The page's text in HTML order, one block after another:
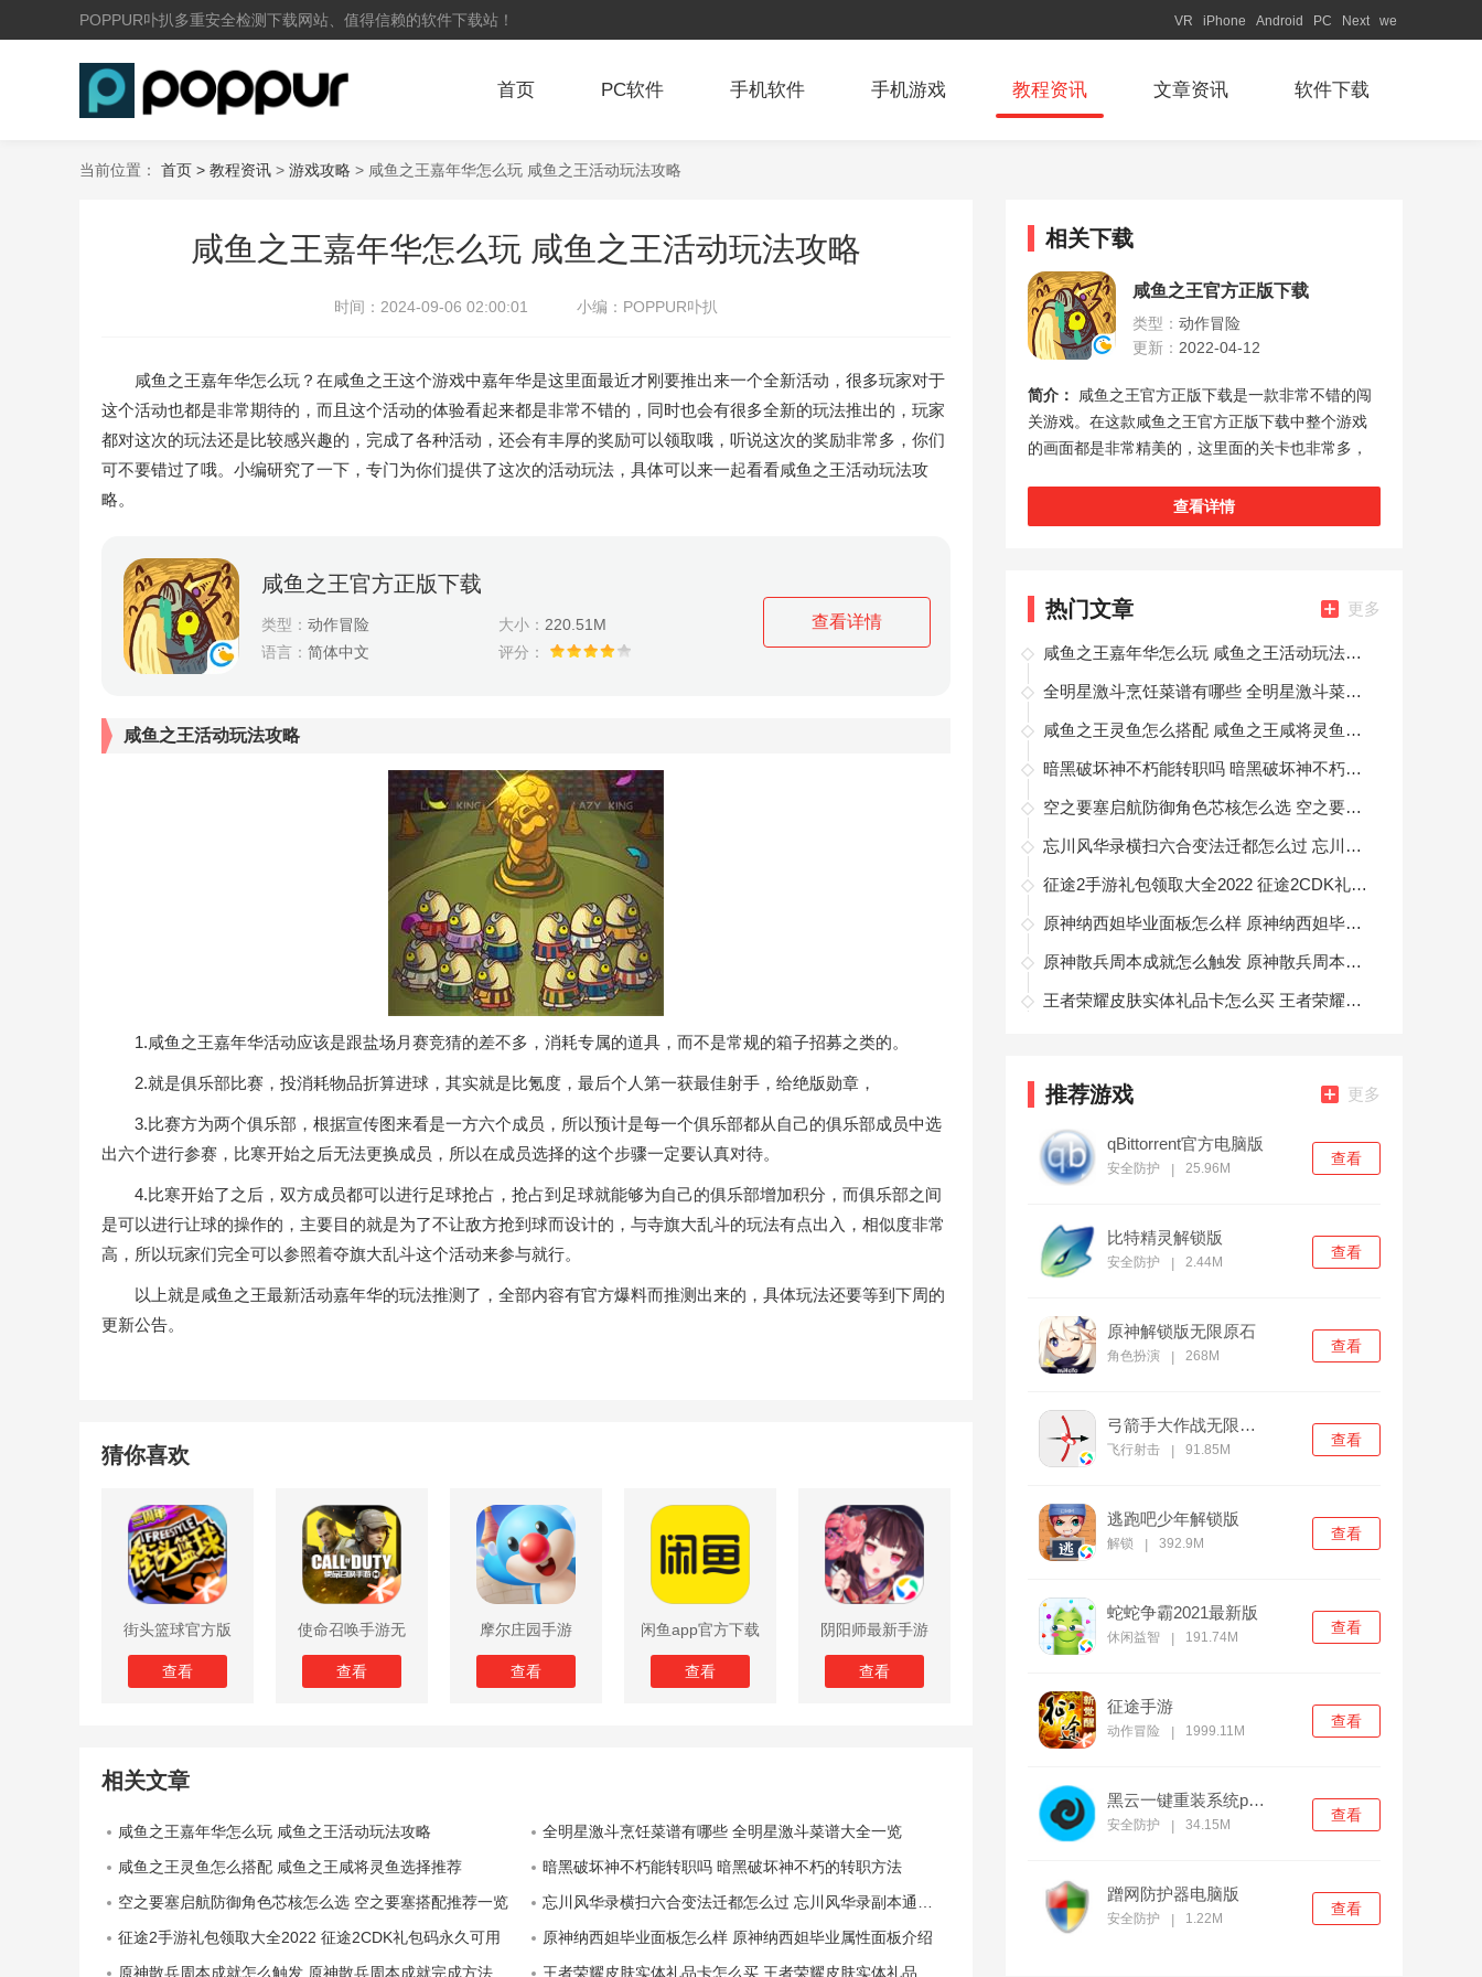
POPPUR卟扒多重安全检测下载网站、值得信赖的软件下载站！ VR iPhone Android PC Next we
首页 PC软件 手机软件 手机游戏 教程资讯 文章资讯 软件下载
当前位置： 首页 > 教程资讯 > 游戏攻略 > 咸鱼之王嘉年华怎么玩 咸鱼之王活动玩法攻略
咸鱼之王嘉年华怎么玩 咸鱼之王活动玩法攻略
时间： 2024-09-06 02:00:01 小编： POPPUR卟扒
咸鱼之王嘉年华怎么玩？在咸鱼之王这个游戏中嘉年华是这里面最近才刚要推出来一个全新活动，很多玩家对于
这个活动也都是非常期待的，而且这个活动的体验看起来都是非常不错的，同时也会有很多全新的玩法推出的，玩家
都对这次的玩法还是比较感兴趣的，完成了各种活动，还会有丰厚的奖励可以领取哦，听说这次的奖励非常多，你们
可不要错过了哦。小编研究了一下，专门为你们提供了这次的活动玩法，具体可以来一起看看咸鱼之王活动玩法攻
略。
咸鱼之王官方正版下载
类型： 动作冒险 大小： 220.51M
语言： 简体中文 评分：
查看详情
咸鱼之王活动玩法攻略
1.咸鱼之王嘉年华活动应该是跟盐场月赛竞猜的差不多，消耗专属的道具，而不是常规的箱子招募之类的。
2.就是俱乐部比赛，投消耗物品折算进球，其实就是比氪度，最后个人第一获最佳射手，给绝版勋章，
3.比赛方为两个俱乐部，根据宣传图来看是一方六个成员，所以预计是每一个俱乐部都从自己的俱乐部成员中选
出六个进行参赛，比寒开始之后无法更换成员，所以在成员选择的这个步骤一定要认真对待。
4.比寒开始了之后，双方成员都可以进行足球抢占，抢占到足球就能够为自己的俱乐部增加积分，而俱乐部之间
是可以进行让球的操作的，主要目的就是为了不让敌方抢到球而设计的，与寺旗大乱斗的玩法有点出入，相似度非常
高，所以玩家们完全可以参照着夺旗大乱斗这个活动来参与就行。
以上就是咸鱼之王最新活动嘉年华的玩法推测了，全部内容有官方爆料而推测出来的，具体玩法还要等到下周的
更新公告。
猜你喜欢
街头篮球官方版
查看
使命召唤手游无
限子弹版
查看
摩尔庄园手游
查看
闲鱼app官方下载
查看
阴阳师最新手游
版
查看
相关文章
咸鱼之王嘉年华怎么玩 咸鱼之王活动玩法攻略
全明星激斗烹饪菜谱有哪些 全明星激斗菜谱大全一览
咸鱼之王灵鱼怎么搭配 咸鱼之王咸将灵鱼选择推荐
暗黑破坏神不朽能转职吗 暗黑破坏神不朽的转职方法
空之要塞启航防御角色芯核怎么选 空之要塞搭配推荐一览
忘川风华录横扫六合变法迁都怎么过 忘川风华录副本通关攻略
征途2手游礼包领取大全2022 征途2CDK礼包码永久可用
原神纳西妲毕业面板怎么样 原神纳西妲毕业属性面板介绍
原神散兵周本成就怎么触发 原神散兵周本成就完成方法
王者荣耀皮肤实体礼品卡怎么买 王者荣耀皮肤实体礼品卡购买方法介绍
相关下载
咸鱼之王官方正版下载
类型： 动作冒险
更新： 2022-04-12
简介：
咸鱼之王官方正版下载是一款非常不错的闯
关游戏。在这款咸鱼之王官方正版下载中整个游戏
的画面都是非常精美的，这里面的关卡也非常多，
等你来完成，还可以额外赢得各种小奖励哦，玩法
非常简单，任何玩家都可以前来体验的，等
查看详情
热门文章 更多
咸鱼之王嘉年华怎么玩 咸鱼之王活动玩法攻略
全明星激斗烹饪菜谱有哪些 全明星激斗菜谱大全一览
咸鱼之王灵鱼怎么搭配 咸鱼之王咸将灵鱼选择推荐
暗黑破坏神不朽能转职吗 暗黑破坏神不朽的转职方法
空之要塞启航防御角色芯核怎么选 空之要塞搭配推荐一览
忘川风华录横扫六合变法迁都怎么过 忘川风华录副本通关攻略
征途2手游礼包领取大全2022 征途2CDK礼包码永久可用
原神纳西妲毕业面板怎么样 原神纳西妲毕业属性面板介绍
原神散兵周本成就怎么触发 原神散兵周本成就完成方法
王者荣耀皮肤实体礼品卡怎么买 王者荣耀皮肤实体礼品卡购买方法介绍
推荐游戏 更多
qBittorrent官方电脑版
安全防护 25.96M
查看
比特精灵解锁版
安全防护 2.44M
查看
原神解锁版无限原石
角色扮演 268M
查看
弓箭手大作战无限金币版
飞行射击 91.85M
查看
逃跑吧少年解锁版
解锁 392.9M
查看
蛇蛇争霸2021最新版
休闲益智 191.74M
查看
征途手游
动作冒险 1999.11M
查看
黑云一键重装系统pc官方版
安全防护 34.15M
查看
蹭网防护器电脑版
安全防护 1.22M
查看